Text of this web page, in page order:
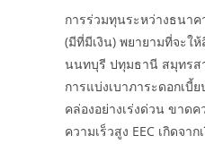
การร่วมทุนระหว่างธนา
(มีที่มีเงิน) พยายามที่จะใ
นนทบุรี ปทุมธานี สมุทรส
การแบ่งเบาภาระดอกเ
คล่องอย่างเร่งด่วน ขาด
ความเร็วสูง EEC เกิดจ